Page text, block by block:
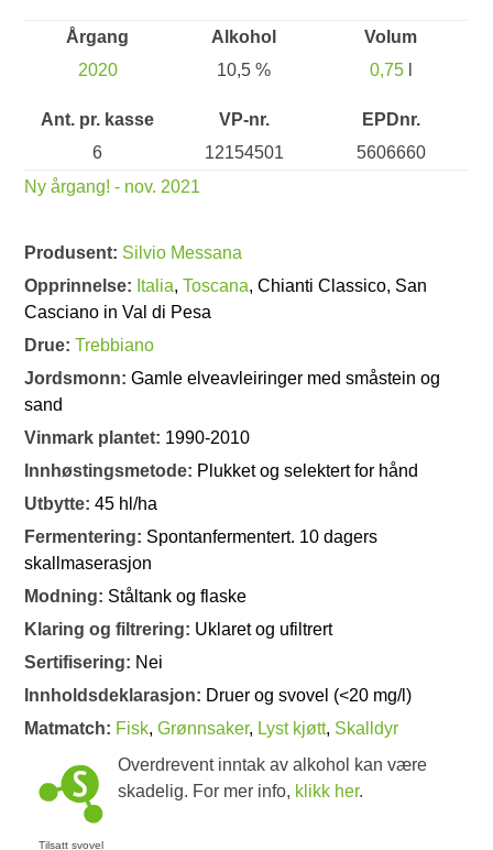
Årgang
2020
Alkohol
10,5 %
Volum
0,75l
Ant. pr. kasse
6
VP-nr.
12154501
EPDnr.
5606660
Ny årgang! - nov. 2021
Produsent: Silvio Messana
Opprinnelse: Italia,Toscana, Chianti Classico, San
Casciano in Val di Pesa
Drue:Trebbiano
Jordsmonn:Gamle elveavleiringer med småstein og
sand
Vinmark plantet: 1990-2010
Innhøstingsmetode: Plukket og selektert for hånd
Utbytte:45 hl/ha
Fermentering: Spontanfermentert. 10 dagers
skallmaserasjon
Modning: Ståltank og flaske
Klaring og filtrering: Uklaret og ufiltrert
Sertifisering: Nei
Innholdsdeklarasjon: Druer og svovel (<20 mg/l)
Matmatch: Fisk,Grønnsaker, Lyst kjøtt, Skalldyr
Tilsatt svovel
Overdrevent inntak av alkohol kan være
skadelig. For mer info, klikk her.